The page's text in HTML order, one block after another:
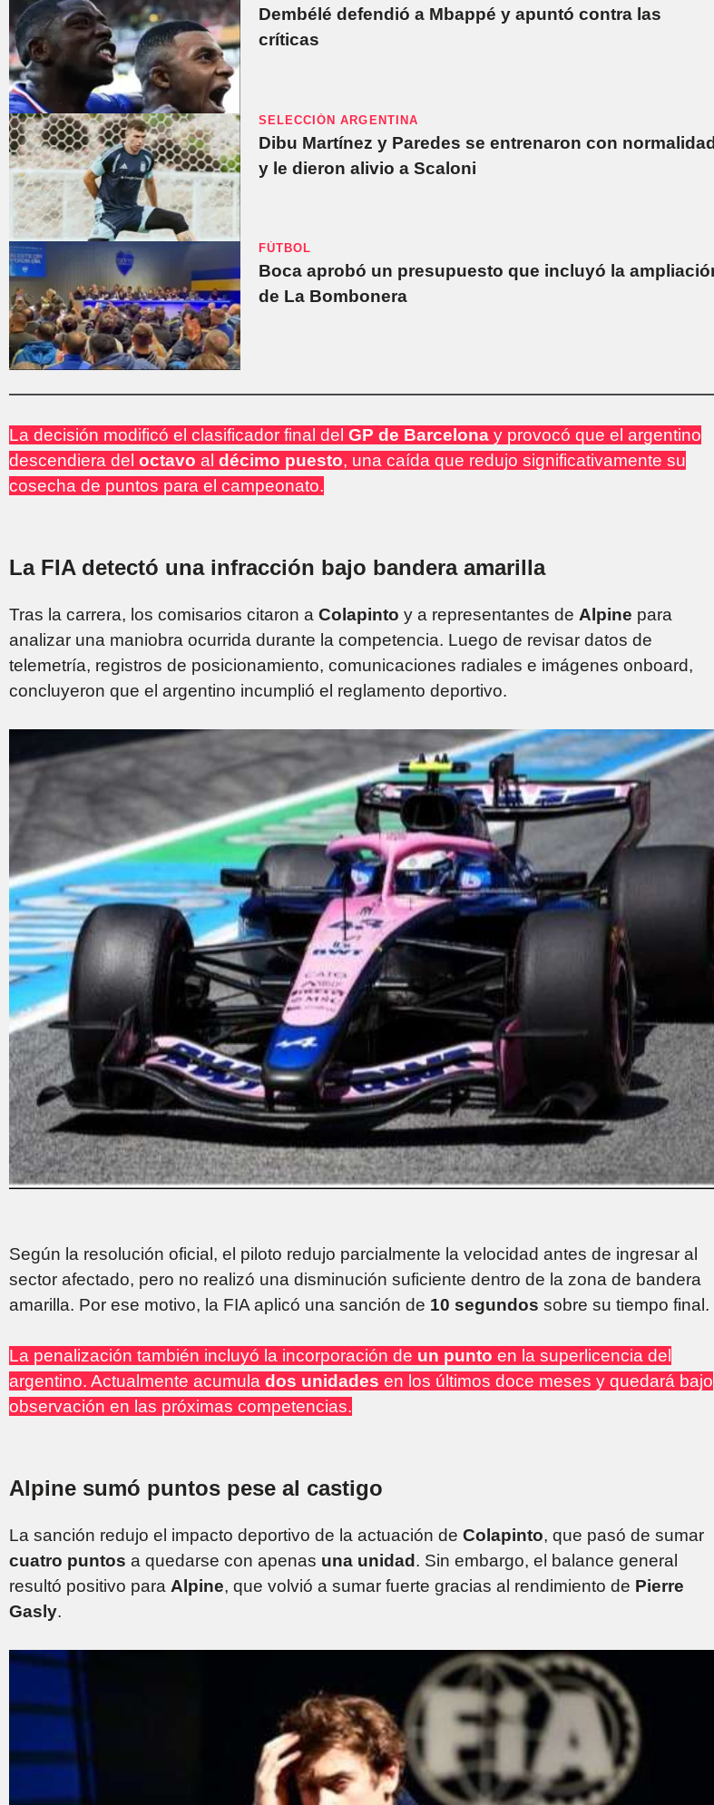
Dembélé defendió a Mbappé y apuntó contra las
críticas
SELECCIÓN ARGENTINA
Dibu Martínez y Paredes se entrenaron con
y le dieron alivio a Scaloni
FÚTBOL
Boca aprobó un presupuesto que incluyó la
de La Bombonera
La decisión modificó el clasificador final del GP de Barcelona y provocó que el argentino
descendiera del octavo al décimo puesto, una caída que redujo significativamente su
cosecha de puntos para el campeonato.
La FIA detectó una infracción bajo bandera amarilla
Tras la carrera, los comisarios citaron a Colapinto y a representantes de Alpine para
analizar una maniobra ocurrida durante la competencia. Luego de revisar datos de
telemetría, registros de posicionamiento, comunicaciones radiales e imágenes onboard,
concluyeron que el argentino incumplió el reglamento deportivo.
Según la resolución oficial, el piloto redujo parcialmente la velocidad antes de ingresar al
sector afectado, pero no realizó una disminución suficiente dentro de la zona de bandera
amarilla. Por ese motivo, la FIA aplicó una sanción de 10 segundos sobre su tiempo final.
La penalización también incluyó la incorporación de un punto en la superlicencia del
argentino. Actualmente acumula dos unidades en los últimos doce meses y quedará bajo
observación en las próximas competencias.
Alpine sumó puntos pese al castigo
La sanción redujo el impacto deportivo de la actuación de Colapinto, que pasó de sumar
cuatro puntos a quedarse con apenas una unidad . Sin embargo, el balance general
resultó positivo para Alpine, que volvió a sumar fuerte gracias al rendimiento de Pierre
Gasly.